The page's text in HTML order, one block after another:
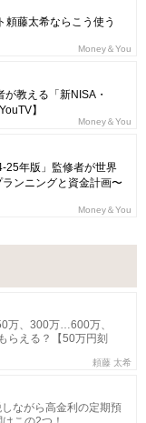
頼藤太希ならこう使う
Money＆You
教える「新NISA・
】
Money＆You
25年版」監修者が世界
ンニングと資金計画〜
Money＆You
万、300万…600万、
らえる？【50万円刻
頼藤 太希
ながら高金利の定期預